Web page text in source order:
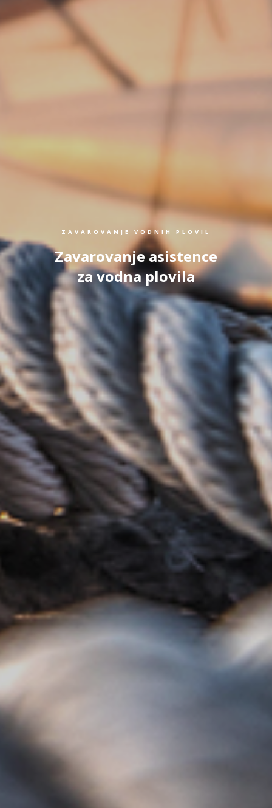
ZAVAROVANJE VODNIH PLOVIL
Zavarovanje asistence
za vodna plovila